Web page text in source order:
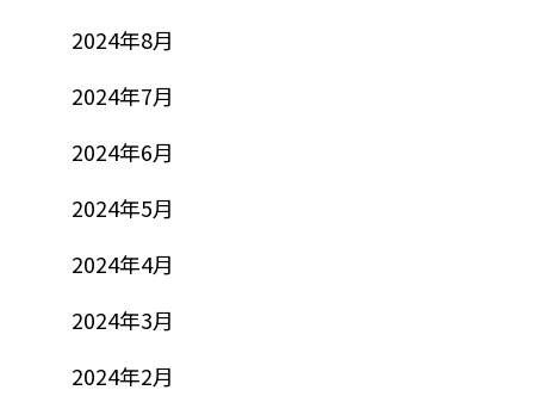
2024年8月
2024年7月
2024年6月
2024年5月
2024年4月
2024年3月
2024年2月